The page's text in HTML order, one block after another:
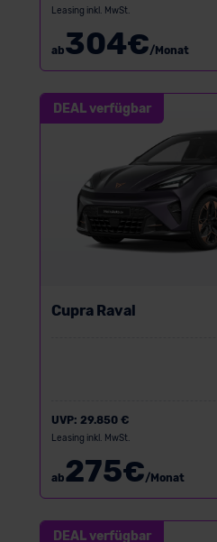
Leasing inkl. MwSt.
ab304€/Monat
DEAL verfügbar
Cupra Raval
UVP: 29.850 €
Leasing inkl. MwSt.
ab275€/Monat
DEAL verfügbar